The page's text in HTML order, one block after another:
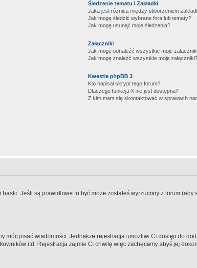
Śledzenie tematu i Zakładki
Jaka jest różnica między utworzeniem
Jak mogę śledzić wybrane fora lub tematy?
Jak mogę usunąć moje śledzenia?
Załączniki
Jak mogę odnaleźć wszystkie moje
Jak mogę znaleźć wszystkie moje załączniki?
Kwestie phpBB 3
Kto napisał skrypt tego forum?
Dlaczego funkcja X nie jest dostępna?
Z kim mam się skontaktować w sprawach
Jeśli są prawidłowe to być może zostałeś wyrzucony z forum
móc pisać wiadomości. Jednakże rejestracja umożliwi Ci dostęp do
itd. Rejestracja zajmie Ci chwilę więc zachęcamy abyś jej